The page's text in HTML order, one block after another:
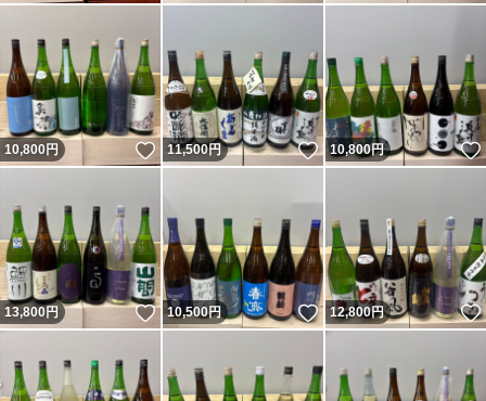
10,800円 いいね！
11,500円 いいね！
10,800円
13,800円 いいね！
10,500円 いいね！
12,800円